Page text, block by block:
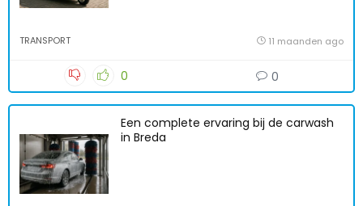
TRANSPORT 11 maanden ago
0 0
Een complete ervaring bij de carwash
in Breda